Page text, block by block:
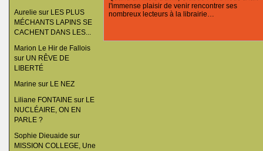
Aurelie sur LES PLUS
MÉCHANTS LAPINS SE
CACHENT DANS LES...
Marion Le Hir de Fallois
sur UN RÊVE DE
LIBERTÉ
Marine sur LE NEZ
Liliane FONTAINEsur LE
NUCLÉAIRE, ON EN
PARLE ?
Sophie Dieuaide sur
MISSION COLLEGE, Une
l'immense plaisir de venir rencontrer ses
nombreux lecteurs à la librairie…